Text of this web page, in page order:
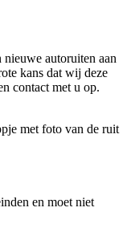
autoruiten aan
kans dat wij deze
contact met u op.
met foto van de ruit
en moet niet